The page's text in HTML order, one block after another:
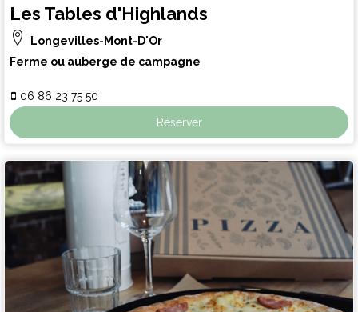
Les Tables d'Highlands
Longevilles-Mont-D'Or
Ferme ou auberge de campagne
06 86 23 75 50
Réserver